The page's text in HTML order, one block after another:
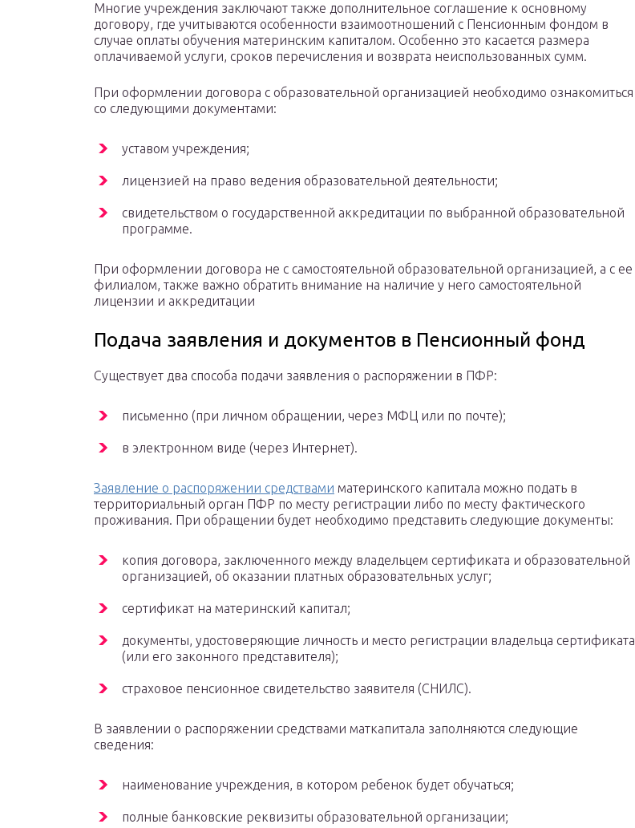
Многие учреждения заключают также дополнительное соглашение к основному
договору, где учитываются особенности взаимоотношений с Пенсионным фондом в
случае оплаты обучения материнским капиталом. Особенно это касается размера
оплачиваемой услуги, сроков перечисления и возврата неиспользованных сумм.
При оформлении договора с образовательной организацией необходимо ознакомиться
со следующими документами:
уставом учреждения;
лицензией на право ведения образовательной деятельности;
свидетельством о государственной аккредитации по выбранной образовательной
программе.
При оформлении договора не с самостоятельной образовательной организацией, а с ее
филиалом, также важно обратить внимание на наличие у него самостоятельной
лицензии и аккредитации
Подача заявления и документов в Пенсионный фонд
Существует два способа подачи заявления о распоряжении в ПФР:
письменно (при личном обращении, через МФЦ или по почте);
в электронном виде (через Интернет).
Заявление о распоряжении средствами материнского капитала можно подать в
территориальный орган ПФР по месту регистрации либо по месту фактического
проживания. При обращении будет необходимо представить следующие документы:
копия договора, заключенного между владельцем сертификата и образовательной
организацией, об оказании платных образовательных услуг;
сертификат на материнский капитал;
документы, удостоверяющие личность и место регистрации владельца сертификата
(или его законного представителя);
страховое пенсионное свидетельство заявителя (СНИЛС).
В заявлении о распоряжении средствами маткапитала заполняются следующие
сведения:
наименование учреждения, в котором ребенок будет обучаться;
полные банковские реквизиты образовательной организации;